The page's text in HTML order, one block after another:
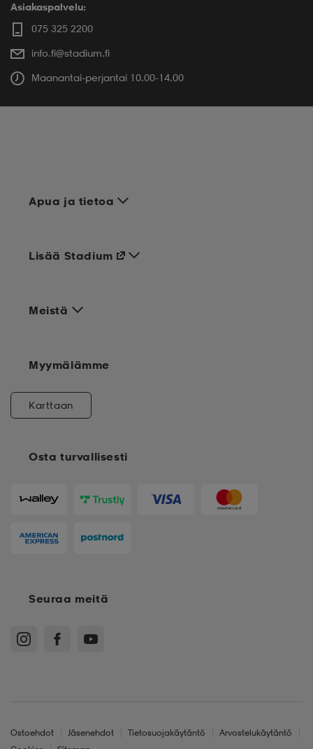
Asiakaspalvelu:
075 325 2200
info.fi@stadium.fi
Maanantai-perjantai 10.00-14.00
Apua ja tietoa
Meistä
Osta turvallisesti
Lisää Stadium
Myymälämme
Karttaan
Seuraa meitä
Ostoehdot Jäsenehdot Tietosuojakäytäntö
Arvostelukäytäntö